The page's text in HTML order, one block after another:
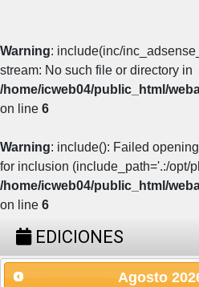
Warning: include(inc/
stream: No such file or directory in
/home/icweb04/public_html/
on line 6
Warning: include(): Failed
for inclusion (include_path='.:/opt/
/home/icweb04/public_html/
on line 6
EDICIONES
Agosto